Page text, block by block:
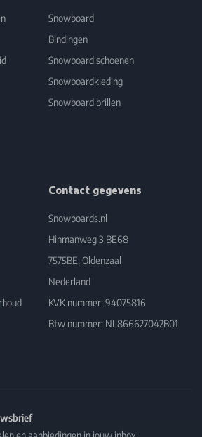
Snowboard
Bindingen
Snowboard schoenen
Snowboardkleding
Snowboard brillen
Contact gegevens
Snowboards.nl
Hinmanweg 3 BE68
7575BE, Oldenzaal
Nederland
KVK nummer: 94075816
Btw nummer: NL866627042B01